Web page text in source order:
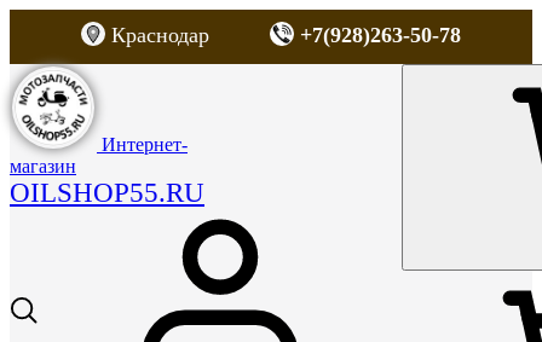
Краснодар +7(928)263-50-78
Интернет-
магазин
OILSHOP55.RU